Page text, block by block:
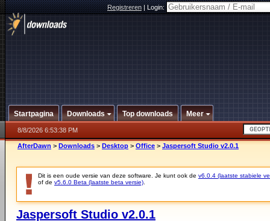
Registreren|Login:
Startpagina Downloads Top downloads Meer
8/8/2026 6:53:38 PM
AfterDawn > Downloads > Desktop > Office > Jaspersoft Studio v2.0.1
Dit is een oude versie van deze software. Je kunt ook de v6.0.4 (laatste stabiele
of de v5.6.0 Beta (laatste beta versie)
Jaspersoft Studio v2.0.1